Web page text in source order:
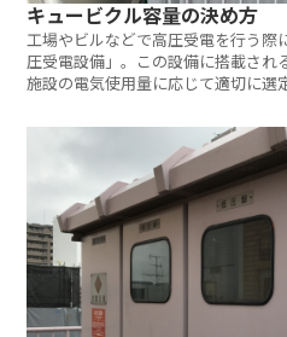
キュービクル容量の決め方
工場やビルなどで高圧受電を行う際
圧受電設備」。この設備に搭載され
施設の電気使用量に応じて適切に選